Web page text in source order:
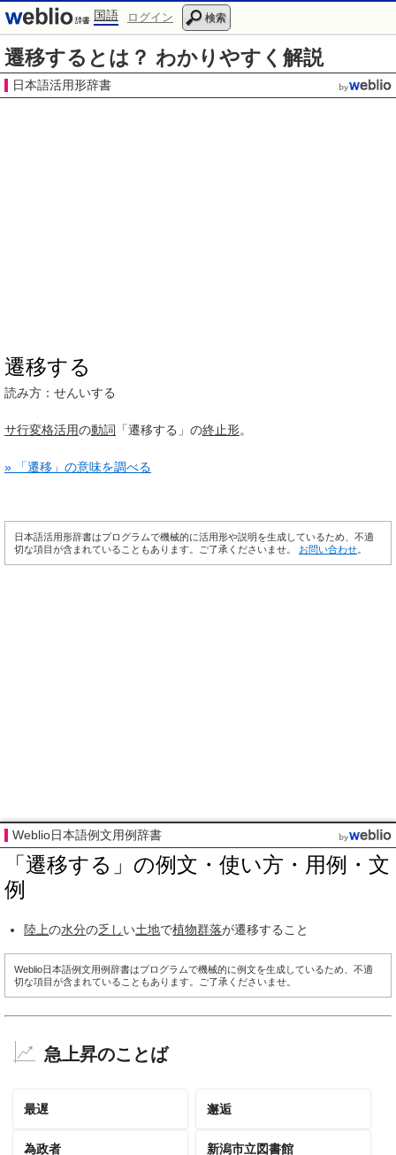
国語 ログイン 検索
遷移するとは？ わかりやすく解説
日本語活用形辞書
遷移する
読み方：せんいする
サ行変格活用の動詞 「遷移する」の終止形。
» 「遷移」の意味を調べる
日本語活用形辞書はプログラムで機械的に活用形や説明を生成しているため、不適
切な項目が含まれていることもあります。ご了承くださいませ。 お問い合わせ
Weblio日本語例文用例辞書
「遷移する」の例文・使い方・用例・文
例
陸上の水分の乏しい土地で植物群落が遷移すること
Weblio日本語例文用例辞書はプログラムで機械的に例文を生成しているため、不適
切な項目が含まれていることもあります。ご了承くださいませ。
急上昇のことば
最遅 邂逅
為政者 新潟市立図書館